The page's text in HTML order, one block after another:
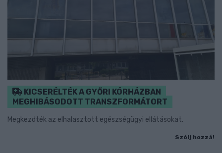
KICSERÉLTÉK A GYŐRI KÓRHÁZBAN
MEGHIBÁSODOTT TRANSZFORMÁTORT
Megkezdték az elhalasztott egészségügyi ellátásokat.
Szólj hozzá!